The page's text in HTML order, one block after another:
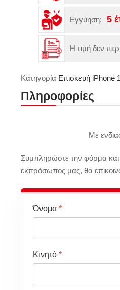
Εγγύηση: 5
Η τιμή δεν
Κατηγορία Επισκευή iPhone
Πληροφορίες
Με
Συμπληρώστε την φόρμα
εκπρόσωπος μας, θα
Όνομα *
Κινητό *